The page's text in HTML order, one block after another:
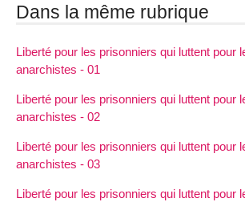
Dans la même rubrique
Liberté pour les prisonniers qui luttent pour
anarchistes - 01
Liberté pour les prisonniers qui luttent pour
anarchistes - 02
Liberté pour les prisonniers qui luttent pour
anarchistes - 03
Liberté pour les prisonniers qui luttent pour